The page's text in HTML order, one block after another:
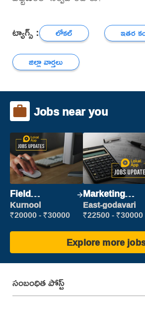
ట్యాగ్స్ : లోకల్
ఇతర
జిల్లా వార్తలు
Jobs near you
Field
Marketing
Executive
Kurnool
₹20000 - ₹30000
Marketing
Executive
East-godavari
₹22500 - ₹30000
Explore more
సంబంధిత పోస్ట్